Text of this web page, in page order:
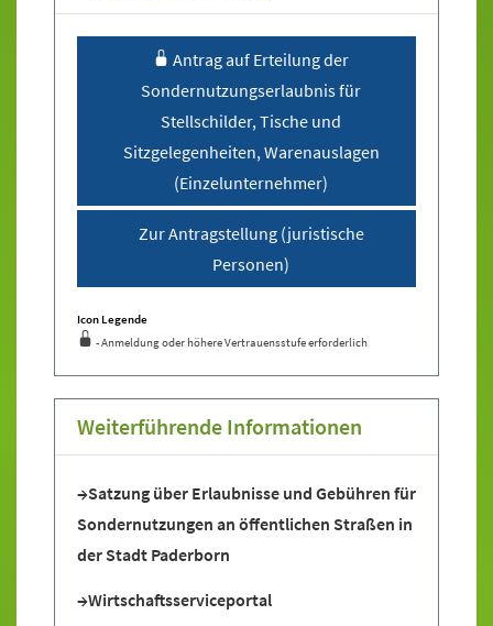
Sprung zur Icon Legende.
Antrag auf Erteilung der
Sondernutzungserlaubnis für
Stellschilder, Tische und
Sitzgelegenheiten, Warenauslagen
(Einzelunternehmer)
Zur Antragstellung (juristische
Personen)
Icon Legende
- Anmeldung oder höhere Vertrauensstufe erforderlich
Weiterführende Informationen
Satzung über Erlaubnisse und Gebühren für
Sondernutzungen an öffentlichen Straßen in
der Stadt Paderborn
Wirtschaftsserviceportal